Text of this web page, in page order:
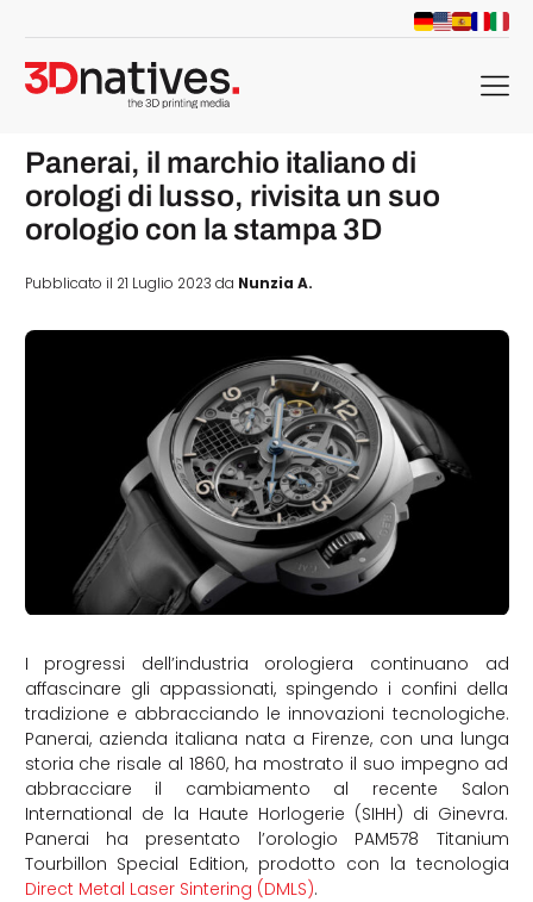
menu
Panerai, il marchio italiano di
orologi di lusso, rivisita un suo
orologio con la stampa 3D
Pubblicato il 21 Luglio 2023 da Nunzia A.
I progressi dell’industria orologiera continuano ad
affascinare gli appassionati, spingendo i confini della
tradizione e abbracciando le innovazioni tecnologiche.
Panerai, azienda italiana nata a Firenze, con una lunga
storia che risale al 1860, ha mostrato il suo impegno ad
abbracciare il cambiamento al recente Salon
International de la Haute Horlogerie (SIHH) di Ginevra.
Panerai ha presentato l’orologio PAM578 Titanium
Tourbillon Special Edition, prodotto con la tecnologia
Direct Metal Laser Sintering (DMLS).